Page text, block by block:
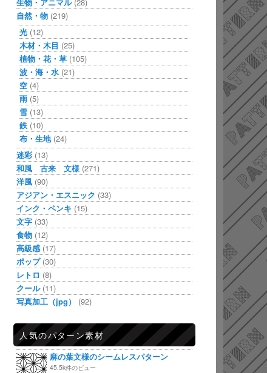
自然・物 (219)
光 (12)
木材・木目 (25)
植物・花・草 (105)
波・海・水 (21)
空 (4)
雨 (5)
雪 (13)
鉄 (10)
布・生地(24)
迷彩 (13)
和風 古来 文様 (271)
洋風 (90)
アジアン・エスニック (33)
インク・ペンキ (15)
文字 (33)
食物 (12)
高級感 (17)
ポップ(30)
レトロ (8)
クール(11)
写真加工（jpg）
(92)
人気のパターン素材
麻の葉文様のシームレスパターン
45.5k件のビュー